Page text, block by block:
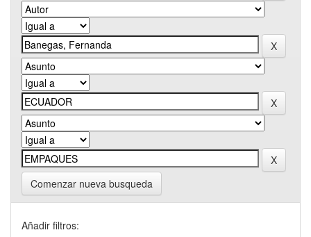
Comenzar nueva busqueda
Añadir filtros: